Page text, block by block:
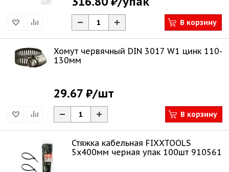
В корзину
Хомут червячный DIN 3017 W1 цинк 110-
130мм
29.67 ₽/шт
В корзину
Стяжка кабельная FIXXTOOLS
5х400мм черная упак 100шт 910561